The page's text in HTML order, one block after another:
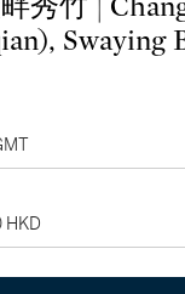
秀竹 |
Swaying